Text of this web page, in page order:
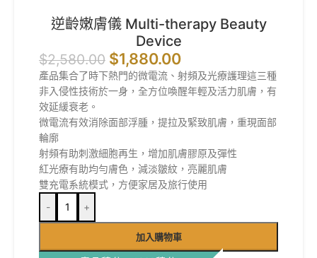
逆齡嫩膚儀 Multi-therapy Beauty
Device
$2,580.00 $1,880.00
產品集合了時下熱門的微電流、射頻及光療護理這三種
非入侵性技術於一身，全方位喚醒年輕及活力肌膚，有
效延緩衰老。
微電流有效消除面部浮腫，提拉及緊致肌膚，重現面部
輪廓
射頻有助刺激細胞再生，增加肌膚膠原及彈性
紅光療有助均勻膚色，減淡皺紋，亮麗肌膚
雙充電系統模式，方便家居及旅行使用
-
+
加入購物車